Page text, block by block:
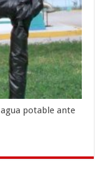
potable ante